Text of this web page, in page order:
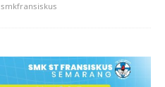
smkfransiskus